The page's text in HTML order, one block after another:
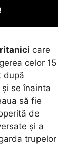
care
celor 15
după
se înainta
să fie
de
și a
trupelor